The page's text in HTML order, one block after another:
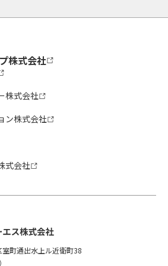
株式会社
株式会社
ン株式会社
式会社
町通出水上ル近衛町38